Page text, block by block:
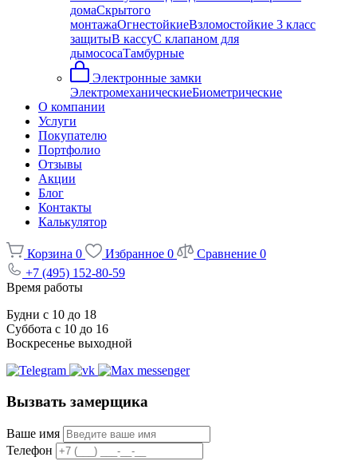
домаСкрытого
монтажаОгнестойкиеВзломостойкие 3 класс
защитыВ кассуС клапаном для
дымососаТамбурные
Электронные замки
ЭлектромеханическиеБиометрические
О компании
Услуги
Покупателю
Портфолио
Отзывы
Акции
Блог
Контакты
Калькулятор
Корзина 0 Избранное 0 Сравнение 0
+7 (495) 152-80-59
Время работы
Будни с 10 до 18
Суббота с 10 до 16
Воскресенье выходной
Вызвать замерщика
Ваше имя
Телефон